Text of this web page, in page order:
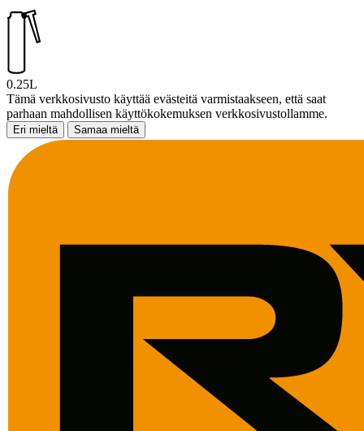
0.25L
Tämä verkkosivusto käyttää evästeitä varmistaakseen, että saat
parhaan mahdollisen käyttökokemuksen verkkosivustollamme.
Eri mieltä Samaa mieltä